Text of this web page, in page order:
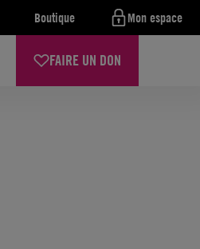
Boutique Mon espace
FAIRE UN DON